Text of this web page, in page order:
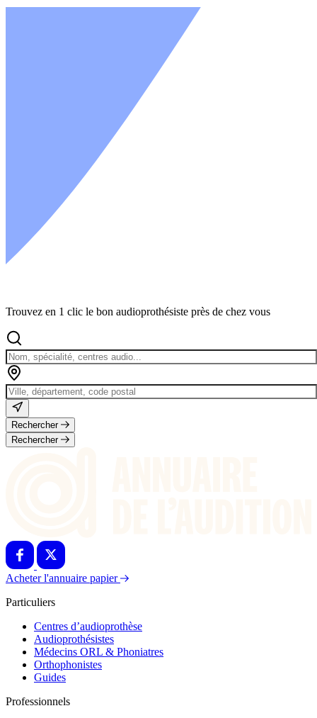
Trouvez en 1 clic le bon audioprothésiste près de chez vous
Rechercher
Rechercher
Acheter l'annuaire papier
Particuliers
Centres d’audioprothèse
Audioprothésistes
Médecins ORL & Phoniatres
Orthophonistes
Guides
Professionnels